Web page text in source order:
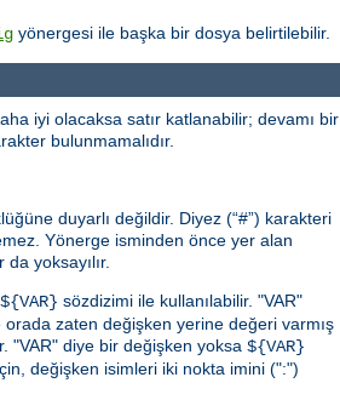
yönergesi ile başka bir dosya belirtilebilir.
iyi olacaksa satır katlanabilir; devamı bir
bulunmamalıdır.
duyarlı değildir. Diyez (“#”) karakteri
Yönerge isminden önce yer alan
yoksayılır.
${VAR} sözdizimi ile kullanılabilir. "VAR"
zaten değişken yerine değeri varmış
"VAR" diye bir değişken yoksa ${VAR}
değişken isimleri iki nokta imini (":")